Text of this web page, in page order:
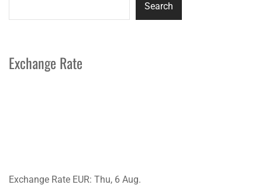
Search
Exchange Rate
Exchange Rate EUR: Thu, 6 Aug.